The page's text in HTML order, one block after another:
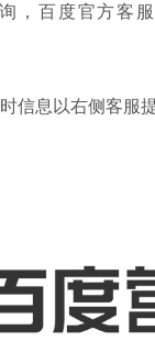
，百度官方客
信息以右侧客服